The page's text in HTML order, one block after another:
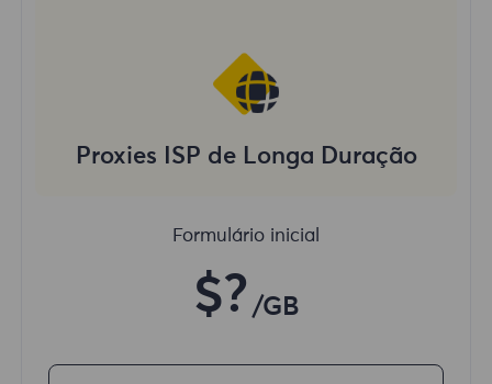
Proxies ISP de Longa Duração
Formulário inicial
$? /GB